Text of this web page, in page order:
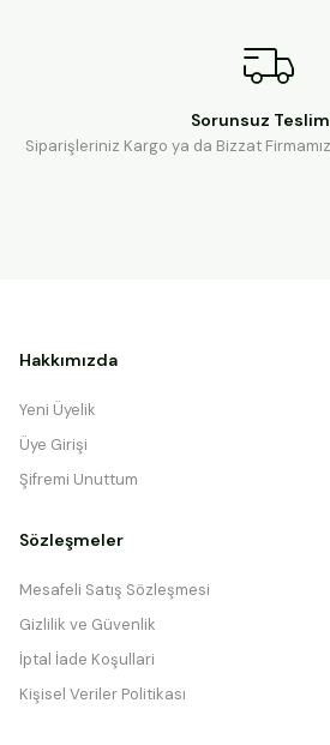
Sorunsuz
Siparişleriniz Kargo ya da Bizzat
Hakkımızda
Yeni Üyelik
Üye Girişi
Şifremi Unuttum
Sözleşmeler
Mesafeli Satış Sözleşmesi
Gizlilik ve Güvenlik
İptal İade Koşullari
Kişisel Veriler Politikası